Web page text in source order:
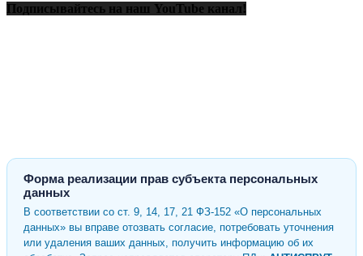
Подписывайтесь на наш YouTube канал!
Форма реализации прав субъекта персональных
данных
В соответствии со ст. 9, 14, 17, 21 ФЗ-152 «О персональных
данных» вы вправе отозвать согласие, потребовать уточнения
или удаления ваших данных, получить информацию об их